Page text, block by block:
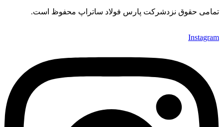
تمامی حقوق نزدشرکت پارس فولاد ساتراپ محفوظ است.
Instagram